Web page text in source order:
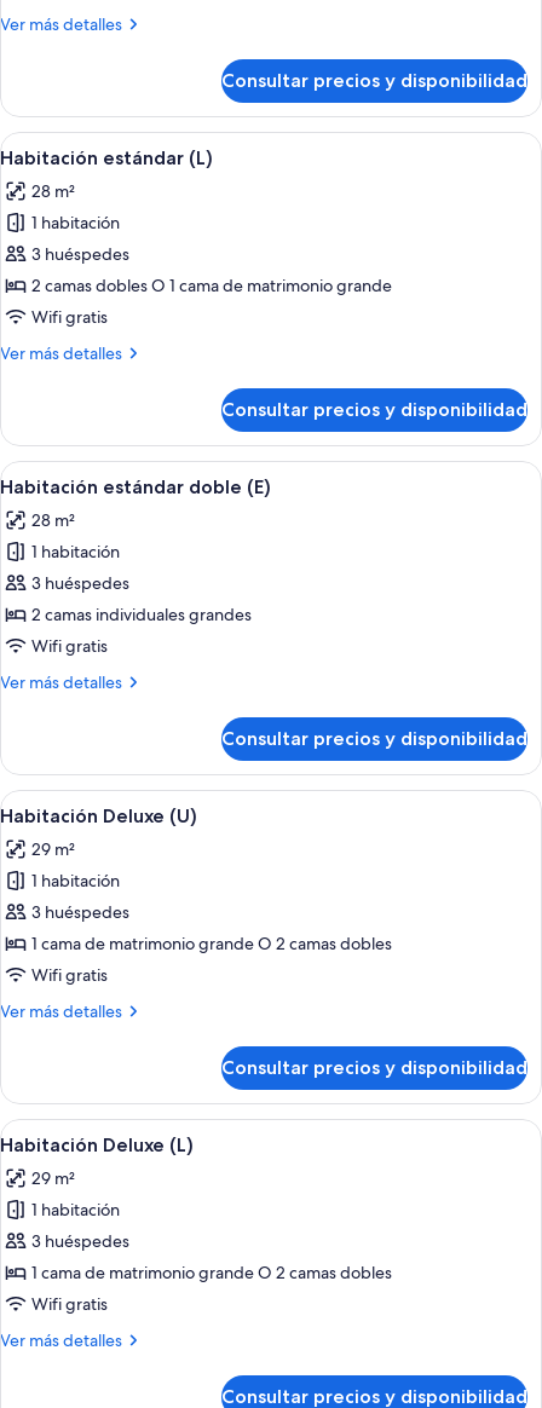
Ver más detalles
Más
familiar
(U)
Consultar precios y disponibilidad
Abrir
todas
las
fotos
de
Habitación
estándar
Una habitación de hotel con cama,
4
Habitación estándar (L)
28 m²
1 habitación
3 huéspedes
2 camas dobles O 1 cama de matrimonio grande
Wifi gratis
Ver más detalles
Más
estándar
(L)
Consultar precios y disponibilidad
Abrir
todas
las
fotos
de
Habitación
estándar
(E)
Una habitación de hotel con cama,
4
Habitación estándar doble (E)
28 m²
1 habitación
3 huéspedes
2 camas individuales grandes
Wifi gratis
Ver más detalles
Más
estándar
doble
(E)
Consultar precios y disponibilidad
Abrir
todas
las
fotos
de
Habitación
Deluxe
Habitación de hotel con una cama
5
Habitación Deluxe (U)
29 m²
1 habitación
3 huéspedes
1 cama de matrimonio grande O 2 camas dobles
Wifi gratis
Ver más detalles
Más
Deluxe
(U)
Consultar precios y disponibilidad
Abrir
todas
las
fotos
de
Habitación
Deluxe
Habitación de hotel con una cama
5
Habitación Deluxe (L)
29 m²
1 habitación
3 huéspedes
1 cama de matrimonio grande O 2 camas dobles
Wifi gratis
Ver más detalles
Más
Consultar precios y disponibilidad